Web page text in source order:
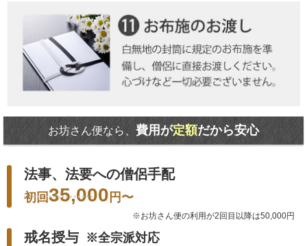
お坊さん便なら、 費用が定額だから安心
法事、法要への僧侶手配
初回35,000 円 〜
※お坊さん便の利用が2回目以降は50,000円
戒名授与 ※全宗派対応